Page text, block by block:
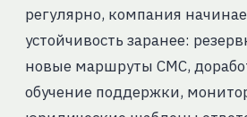
регулярно, компания
устойчивость заранее:
новые маршруты СМС,
обучение поддержки,